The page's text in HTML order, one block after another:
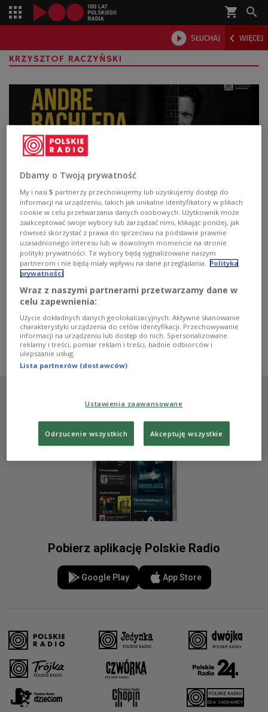
shopping_cart 
 SŁUCHAJ  WIĘCEJ

KRZYSZTOF RACZYŃSKI
Andrzej-André Bachleda z płytą
"Voyage"
Nowy album śpiewającego gitarzysty to opowieść
elegancka, dojrzała i w najlepszym stylu staromodna. Jej
bohater poznał różne smaki życia i nie przestaje
uśmiechać się do ludzi i świata.
Zobacz więcej na temat:
Agencja Muzyczna
Polskie Radio
Agencja Muzyczna Polskiego Radia Andrzej Bachleda
Piotr Domagała Marcin Leśniak
Piotr Górka
Jacques Kuba Seguin
Dominik Bieńczycki płyta
Pobierz aplikację Polskie Radio
Google Play App Store
Dbamy o Twoją prywatność
My i nasi5 partnerzy przechowujemy lub uzyskujemy dostęp do
informacji na urządzeniu, takich jak unikalne identyfikatory w plikach
cookie w celu przetwarzania danych osobowych. Użytkownik może
zaakceptować swoje wybory lub zarządzać nimi, klikając poniżej, jak
również skorzystać z prawa do sprzeciwu na podstawie prawnie
uzasadnionego interesu lub w dowolnym momencie na stronie
polityki prywatności. Te wybory będą sygnalizowane naszym
partnerom i nie będą miały wpływu na dane przeglądania. Polityka
prywatności
Wraz z naszymi partnerami przetwarzamy dane w
celu zapewnienia:
Użycie dokładnych danych geolokalizacyjnych. Aktywne skanowanie
charakterystyki urządzenia do celów identyfikacji. Przechowywanie
informacji na urządzeniu lub dostęp do nich. Spersonalizowane
reklamy i treści, pomiar reklam i treści, badnie odbiorców i
ulepszanie usług.
Lista partnerów (dostawców)
Ustawienia zaawansowane
Odrzucenie wszystkich Akceptuję wszystkie